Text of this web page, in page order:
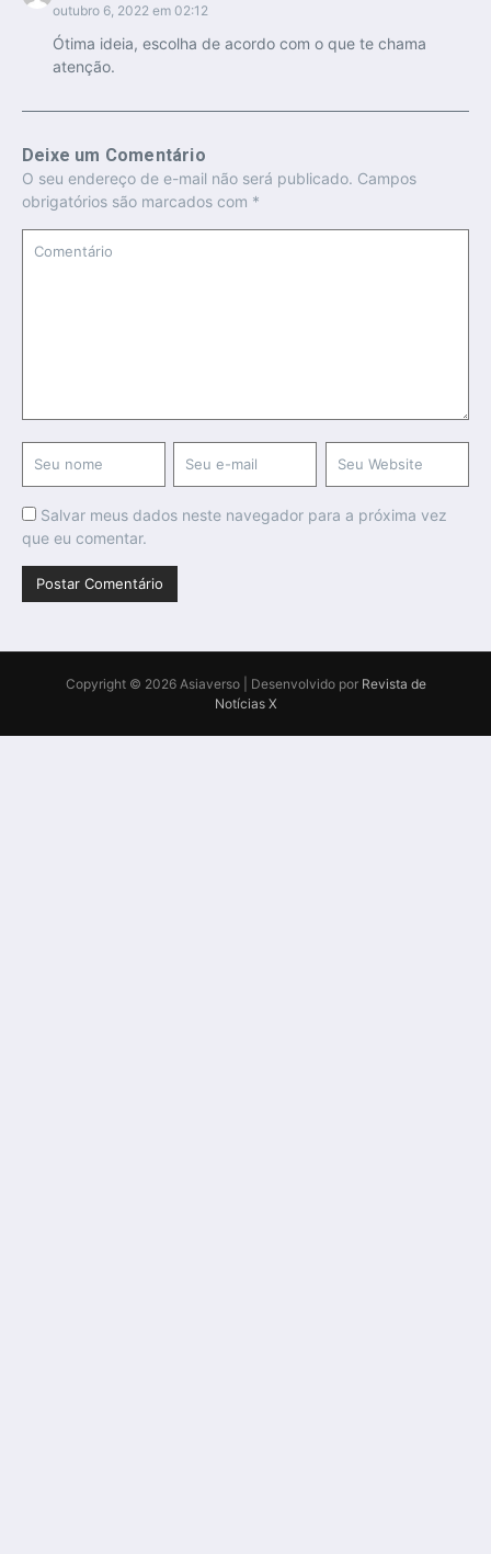
outubro 6, 2022 em 02:12
Ótima ideia, escolha de acordo com o que te chama
atenção.
Deixe um Comentário
O seu endereço de e-mail não será publicado. Campos
obrigatórios são marcados com *
Salvar meus dados neste navegador para a próxima vez
que eu comentar.
Copyright © 2026 Asiaverso | Desenvolvido por Revista de
Notícias X